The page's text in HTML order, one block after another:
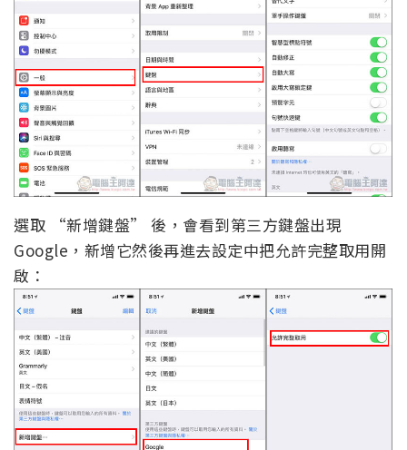
選取 “新增鍵盤” 後，會看到第三方鍵盤出現
Google，新增它然後再進去設定中把允許完整取用開
啟：